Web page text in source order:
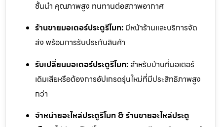
ชั้นนำ คุณภาพสูง ทนทานต่อสภาพอากาศ
ร้านขายมอเตอร์ประตูรีโมท: มีหน้าร้านและบริการจัด
ส่ง พร้อมการรับประกันสินค้า
รับเปลี่ยนมอเตอร์ประตูรีโมท: สำหรับบ้านที่มอเตอร์
เดิมเสียหรือต้องการอัปเกรดรุ่นใหม่ที่มีประสิทธิภาพสูง
กว่า
จำหน่ายอะไหล่ประตูรีโมท & ร้านขายอะไหล่ประตู